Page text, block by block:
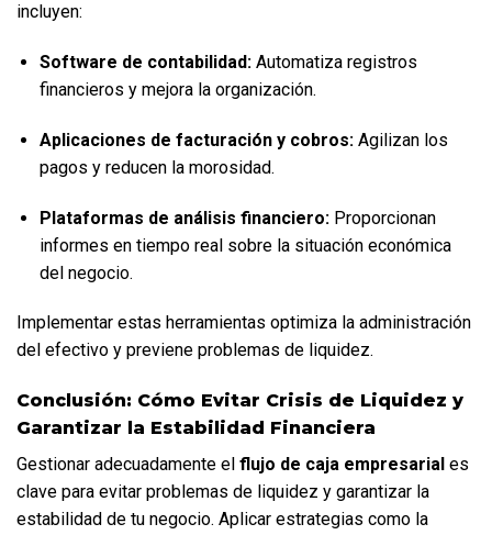
incluyen:
Software de contabilidad: Automatiza registros
financieros y mejora la organización.
Aplicaciones de facturación y cobros: Agilizan los
pagos y reducen la morosidad.
Plataformas de análisis financiero: Proporcionan
informes en tiempo real sobre la situación económica
del negocio.
Implementar estas herramientas optimiza la administración
del efectivo y previene problemas de liquidez.
Conclusión: Cómo Evitar Crisis de Liquidez y
Garantizar la Estabilidad Financiera
Gestionar adecuadamente el flujo de caja empresarial es
clave para evitar problemas de liquidez y garantizar la
estabilidad de tu negocio. Aplicar estrategias como la